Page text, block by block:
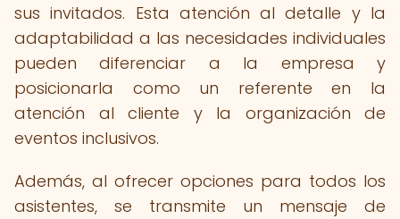
sus invitados. Esta atención al detalle y la
adaptabilidad a las necesidades individuales
pueden diferenciar a la empresa y
posicionarla como un referente en la
atención al cliente y la organización de
eventos inclusivos.
Además, al ofrecer opciones para todos los
asistentes, se transmite un mensaje de